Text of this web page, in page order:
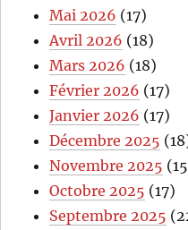
Mai 2026 (17)
Avril 2026 (18)
Mars 2026 (18)
Février 2026 (17)
Janvier 2026 (17)
Décembre 2025
Novembre 2025
Octobre 2025 (17)
Septembre 2025